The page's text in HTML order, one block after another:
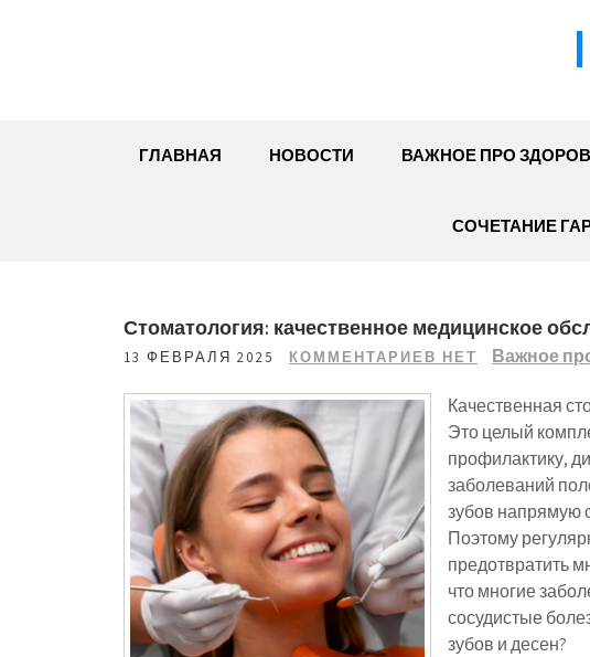
ГЛАВНАЯ НОВОСТИ ВАЖНОЕ ПРО
СОЧЕТАНИЕ
Стоматология: качественное медицинское
13 ФЕВРАЛЯ 2025 КОММЕНТАРИЕВ НЕТ Важное
Качественная
Это целый
профилактику,
заболеваний
зубов напрямую
Поэтому
предотвратить
что многие
сосудистые
зубов и десен?